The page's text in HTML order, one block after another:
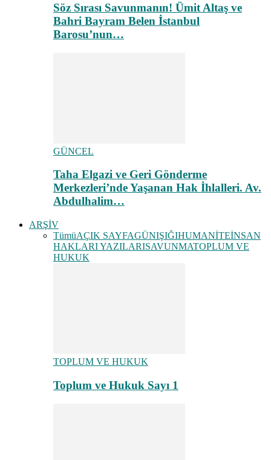
Söz Sırası Savunmanın! Ümit Altaş ve
Bahri Bayram Belen İstanbul
Barosu’nun…
GÜNCEL
Taha Elgazi ve Geri Gönderme
Merkezleri’nde Yaşanan Hak İhlalleri. Av.
Abdulhalim…
ARŞİV
TümüAÇIK SAYFAGÜNIŞIĞIHUMANİTEİNSAN
HAKLARI YAZILARISAVUNMATOPLUM VE
HUKUK
TOPLUM VE HUKUK
Toplum ve Hukuk Sayı 1